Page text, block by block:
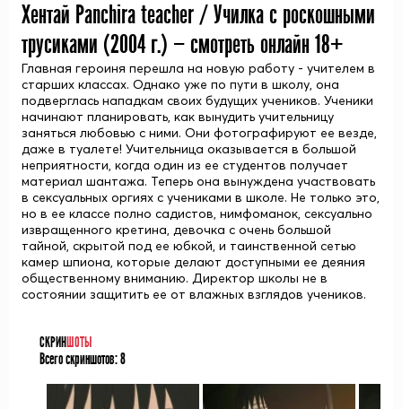
Хентай Panchira teacher / Училка с роскошными
трусиками (2004г.) — смотреть онлайн 18+
Главная героиня перешла на новую работу - учителем в
старших классах. Однако уже по пути в школу, она
подверглась нападкам своих будущих учеников. Ученики
начинают планировать, как вынудить учительницу
заняться любовью с ними. Они фотографируют ее везде,
даже в туалете! Учительница оказывается в большой
неприятности, когда один из ее студентов получает
материал шантажа. Теперь она вынуждена участвовать
в сексуальных оргиях с учениками в школе. Не только это,
но в ее классе полно садистов, нимфоманок, сексуально
извращенного кретина, девочка с очень большой
тайной, скрытой под ее юбкой, и таинственной сетью
камер шпиона, которые делают доступными ее деяния
общественному вниманию. Директор школы не в
состоянии защитить ее от влажных взглядов учеников.
СКРИН ШОТЫ
Всего скриншотов:8